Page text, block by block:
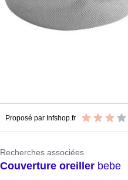
Proposé par Infshop.fr
Recherches associées
couverture oreiller bebe